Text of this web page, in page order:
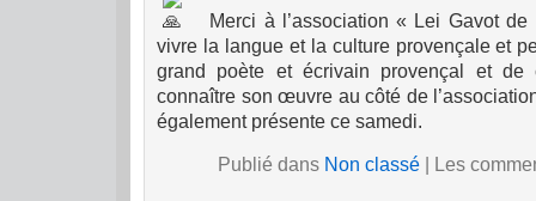
Merci à l’association « Lei Gavot
vivre la langue et la culture provençale et
grand poète et écrivain provençal et de
connaître son œuvre au côté de
également présente ce samedi.
Publié dans Non classé| Les